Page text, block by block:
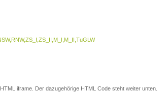
iframe. Der dazugehörige HTML Code steht weiter unten.